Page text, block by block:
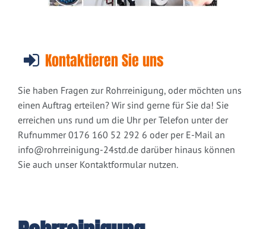
Kontaktieren Sie uns
Sie haben Fragen zur Rohrreinigung, oder möchten uns
einen Auftrag erteilen? Wir sind gerne für Sie da! Sie
erreichen uns rund um die Uhr per Telefon unter der
Rufnummer 0176 160 52 292 6 oder per E-Mail an
info@rohrreinigung-24std.de darüber hinaus können
Sie auch unser Kontaktformular nutzen.